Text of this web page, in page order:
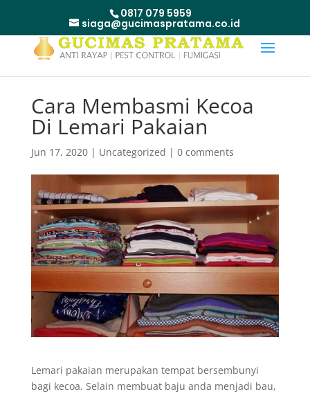
0817 079 5959
siaga@gucimaspratama.co.id
Cara Membasmi Kecoa
Di Lemari Pakaian
Jun 17, 2020| Uncategorized | 0 comments
Lemari pakaian merupakan tempat bersembunyi
bagi kecoa. Selain membuat baju anda menjadi bau,